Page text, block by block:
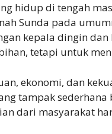
hidup di tengah
Sunda pada
kepala dingin
tetapi untuk
ekonomi, dan
tampak
dari masyarakat